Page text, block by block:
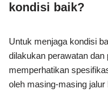
kondisi baik?
Untuk menjaga kondisi
dilakukan perawatan
memperhatikan
oleh masing-masing jalur